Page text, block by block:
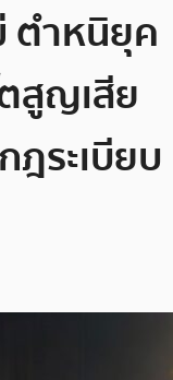
ตำหนิยุค
สูญเสีย
ฎระเบียบ